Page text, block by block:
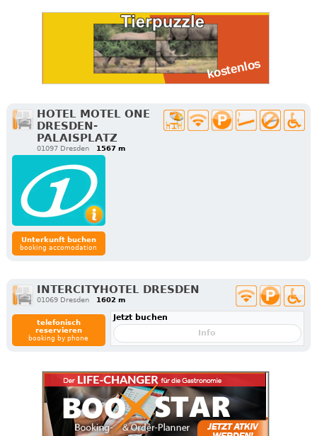
HOTEL MOTEL ONE
DRESDEN-
PALAISPLATZ
01097 Dresden 1567 m
Unterkunft buchen
booking accomodation
INTERCITYHOTEL DRESDEN
01069 Dresden 1602 m
telefonisch
reservieren
booking by phone
Jetzt buchen
Info